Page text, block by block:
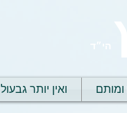
ומותם ואין יותר גבעול